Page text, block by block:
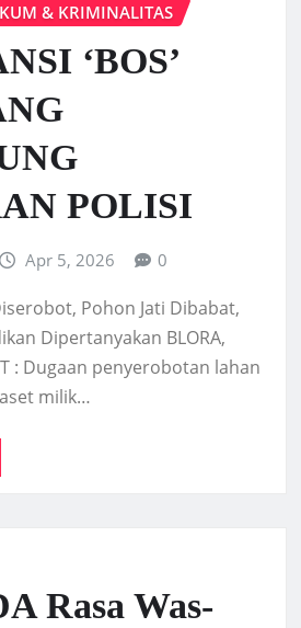
& KRIMINALITAS
‘BOS’
POLISI
Apr 5, 2026 0
Pohon Jati Dibabat,
Dipertanyakan BLORA,
: Dugaan penyerobotan lahan
milik…
Rasa Was-